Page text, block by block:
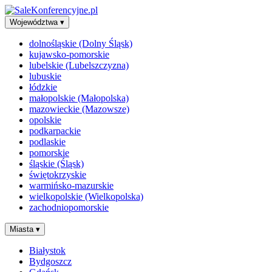
Województwa ▾
dolnośląskie (Dolny Śląsk)
kujawsko-pomorskie
lubelskie (Lubelszczyzna)
lubuskie
łódzkie
małopolskie (Małopolska)
mazowieckie (Mazowsze)
opolskie
podkarpackie
podlaskie
pomorskie
śląskie (Śląsk)
świętokrzyskie
warmińsko-mazurskie
wielkopolskie (Wielkopolska)
zachodniopomorskie
Miasta ▾
Białystok
Bydgoszcz